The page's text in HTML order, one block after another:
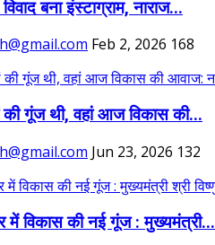
बना इंस्टाग्राम, नाराज...
Feb 2, 2026 168
की गूंज थी, वहां आज विकास की...
Jun 23, 2026 132
विकास की नई गूंज : मुख्यमंत्री...